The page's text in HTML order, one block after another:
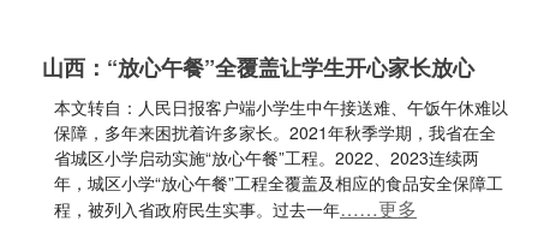
山西：“放心午餐”全覆盖让学生开心家长放心
本文转自：人民日报客户端小学生中午接送难、午饭午休难以
保障，多年来困扰着许多家长。2021年秋季学期，我省在全
省城区小学启动实施“放心午餐”工程。2022、2023连续两
年，城区小学“放心午餐”工程全覆盖及相应的食品安全保障工
程，被列入省政府民生实事。过去一年……更多